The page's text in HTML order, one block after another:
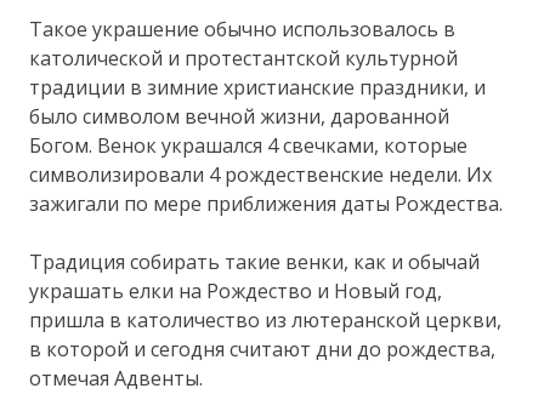
Такое украшение обычно использовалось в
католической и протестантской культурной
традиции в зимние христианские праздники, и
было символом вечной жизни, дарованной
Богом. Венок украшался 4 свечками, которые
символизировали 4 рождественские недели. Их
зажигали по мере приближения даты Рождества.
Традиция собирать такие венки, как и обычай
украшать елки на Рождество и Новый год,
пришла в католичество из лютеранской церкви,
в которой и сегодня считают дни до рождества,
отмечая Адвенты.